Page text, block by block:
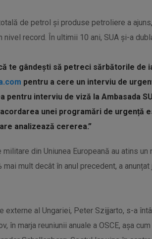
de petrol și produse petroliere a
nivel record. În ultimii 10 ani, SUA și-a
te gândești să petreci sărbătorile de
pentru a cere un interviu de
pentru interviu de viză la Ambasada
unei programări de urgență
analizează cererea.”
militare din Uniunea Europeană au atins
mai mult decât în anul precedent, a
externe al Ungariei, Peter Szijjarto, s-a
în marja reuniunii anuale a OSCE, aşa